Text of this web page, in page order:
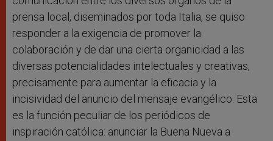
prensa local, diseminados por toda Italia, se quiso
responder a la exigencia de promover la
colaboración y de dar una cierta organicidad a las
diversas potencialidades intelectuales y creativas,
precisamente para aumentar la eficacia y la
incisividad del anuncio del mensaje evangélico. Esta
es la función peculiar de los periódicos de
inspiración católica: anunciar la Buena Nueva a